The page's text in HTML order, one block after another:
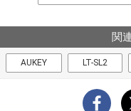
関
AUKEY LT-SL2